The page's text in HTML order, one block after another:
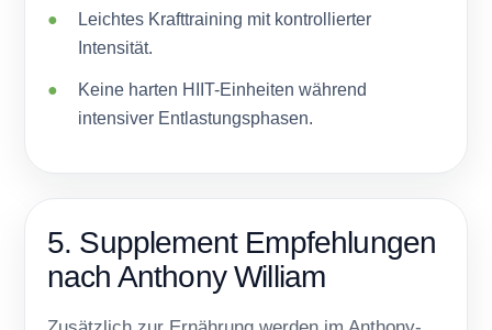
Leichtes Krafttraining mit kontrollierter
Intensität.
Keine harten HIIT-Einheiten während
intensiver Entlastungsphasen.
5. Supplement Empfehlungen
nach Anthony William